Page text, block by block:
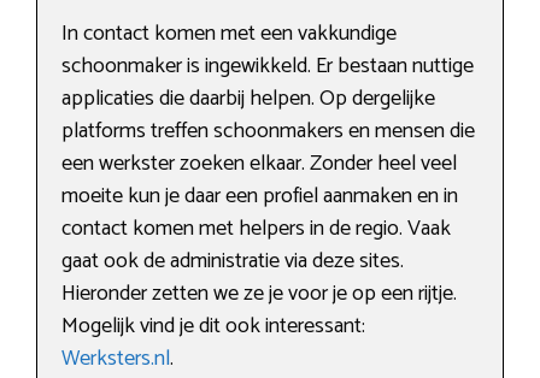
In contact komen met een vakkundige
schoonmaker is ingewikkeld. Er bestaan nuttige
applicaties die daarbij helpen. Op dergelijke
platforms treffen schoonmakers en mensen die
een werkster zoeken elkaar. Zonder heel veel
moeite kun je daar een profiel aanmaken en in
contact komen met helpers in de regio. Vaak
gaat ook de administratie via deze sites.
Hieronder zetten we ze je voor je op een rijtje.
Mogelijk vind je dit ook interessant:
Werksters.nl.